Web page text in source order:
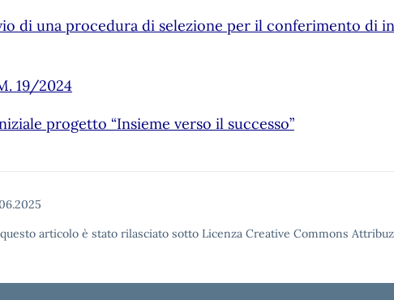
di una procedura di selezione per il conferimento
19/2024
progetto “Insieme verso il successo”
articolo è stato rilasciato sotto Licenza Creative Commons